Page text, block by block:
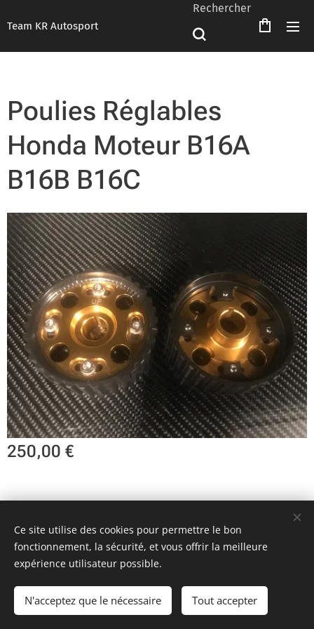
Team KR Autosport
Rechercher
Poulies Réglables
Honda Moteur B16A
B16B B16C
250,00 €
Ajouter au panier
Team KR Autosport - Création originale 2D Unlimited © 2018
Toutes images non libres de droits
Cookies
Ce site utilise des cookies pour permettre le bon
fonctionnement, la sécurité, et vous offrir la meilleure
expérience utilisateur possible.
N'acceptez que le nécessaire Tout accepter